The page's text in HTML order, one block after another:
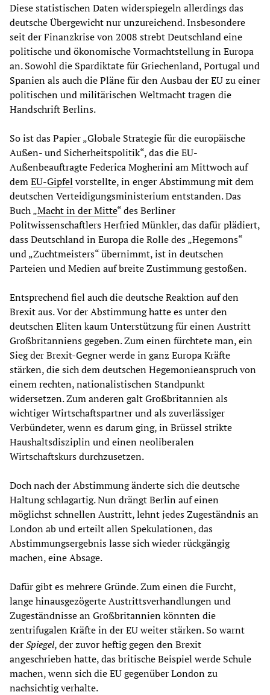
Diese statistischen Daten widerspiegeln allerdings das
deutsche Übergewicht nur unzureichend. Insbesondere
seit der Finanzkrise von 2008 strebt Deutschland eine
politische und ökonomische Vormachtstellung in Europa
an. Sowohl die Spardiktate für Griechenland, Portugal und
Spanien als auch die Pläne für den Ausbau der EU zu einer
politischen und militärischen Weltmacht tragen die
Handschrift Berlins.
So ist das Papier „Globale Strategie für die europäische
Außen- und Sicherheitspolitik“, das die EU-
Außenbeauftragte Federica Mogherini am Mittwoch auf
demEU-Gipfel vorstellte, in enger Abstimmung mit dem
deutschen Verteidigungsministerium entstanden. Das
Buch „Macht in der Mitte“ des Berliner
Politwissenschaftlers Herfried Münkler, das dafür plädiert,
dass Deutschland in Europa die Rolle des „Hegemons“
und „Zuchtmeisters“ übernimmt, ist in deutschen
Parteien und Medien auf breite Zustimmung gestoßen.
Entsprechend fiel auch die deutsche Reaktion auf den
Brexit aus. Vor der Abstimmung hatte es unter den
deutschen Eliten kaum Unterstützung für einen Austritt
Großbritanniens gegeben. Zum einen fürchtete man, ein
Sieg der Brexit-Gegner werde in ganz Europa Kräfte
stärken, die sich dem deutschen Hegemonieanspruch von
einem rechten, nationalistischen Standpunkt
widersetzen. Zum anderen galt Großbritannien als
wichtiger Wirtschaftspartner und als zuverlässiger
Verbündeter, wenn es darum ging, in Brüssel strikte
Haushaltsdisziplin und einen neoliberalen
Wirtschaftskurs durchzusetzen.
Doch nach der Abstimmung änderte sich die deutsche
Haltung schlagartig. Nun drängt Berlin auf einen
möglichst schnellen Austritt, lehnt jedes Zugeständnis an
London ab und erteilt allen Spekulationen, das
Abstimmungsergebnis lasse sich wieder rückgängig
machen, eine Absage.
Dafür gibt es mehrere Gründe. Zum einen die Furcht,
lange hinausgezögerte Austrittsverhandlungen und
Zugeständnisse an Großbritannien könnten die
zentrifugalen Kräfte in der EU weiter stärken. So warnt
derSpiegel, der zuvor heftig gegen den Brexit
angeschrieben hatte, das britische Beispiel werde Schule
machen, wenn sich die EU gegenüber London zu
nachsichtig verhalte.